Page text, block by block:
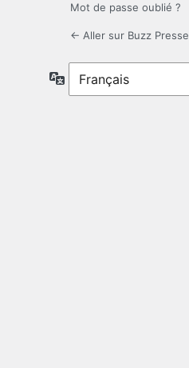
Mot de passe oublié ?
← Aller sur Buzz Presse
Langue